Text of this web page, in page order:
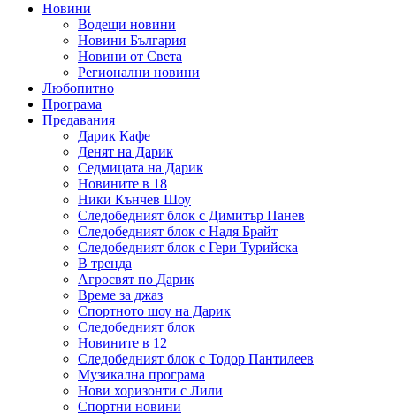
Новини
Водещи новини
Новини България
Новини от Света
Регионални новини
Любопитно
Програма
Предавания
Дарик Кафе
Денят на Дарик
Седмицата на Дарик
Новините в 18
Ники Кънчев Шоу
Следобедният блок с Димитър Панев
Следобедният блок с Надя Брайт
Следобедният блок с Гери Турийска
В тренда
Агросвят по Дарик
Време за джаз
Спортното шоу на Дарик
Следобедният блок
Новините в 12
Следобедният блок с Тодор Пантилеев
Музикална програма
Нови хоризонти с Лили
Спортни новини